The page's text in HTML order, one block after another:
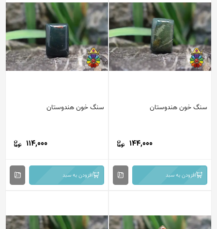
سنگ خون هندوستان
144,000
افزودن به سبد
سنگ خون هندوستان
114,000
افزودن به سبد